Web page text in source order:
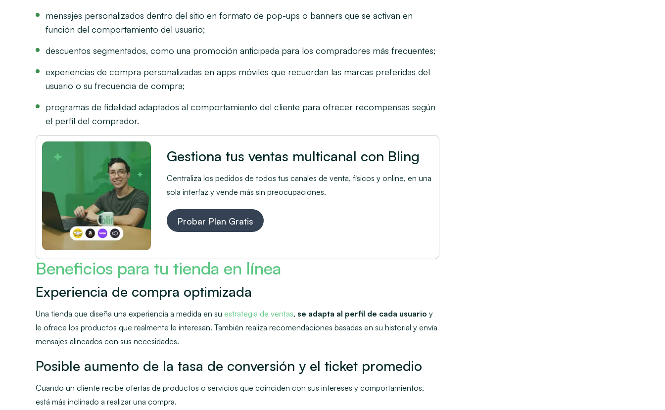
mensajes personalizados dentro del sitio en formato de pop-ups o banners que se activan en
función del comportamiento del usuario;
descuentos segmentados, como una promoción anticipada para los compradores más frecuentes;
experiencias de compra personalizadas en apps móviles que recuerdan las marcas preferidas del
usuario o su frecuencia de compra;
programas de fidelidad adaptados al comportamiento del cliente para ofrecer recompensas según
el perfil del comprador.
Gestiona tus ventas multicanal con Bling
Centraliza los pedidos de todos tus canales de venta, físicos y online, en una
sola interfaz y vende más sin preocupaciones.
Probar Plan Gratis
Beneficios para tu tienda en línea
Experiencia de compra optimizada
Una tienda que diseña una experiencia a medida en su estrategia de ventas, se adapta al perfil de cada usuario y
le ofrece los productos que realmente le interesan. También realiza recomendaciones basadas en su historial y envía
mensajes alineados con sus necesidades.
Posible aumento de la tasa de conversión y el ticket promedio
Cuando un cliente recibe ofertas de productos o servicios que coinciden con sus intereses y comportamientos,
está más inclinado a realizar una compra.